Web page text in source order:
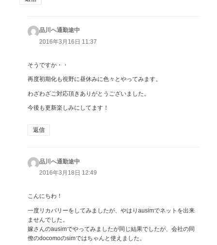
品川へ通勤途中
り:
2016年3月16日 11:37
そうですか・・
再度初期化も視野に昼休みに色々とやってみます。
わざわざご対応頂きありがとうございました。
今後も更新楽しみにしてます！
返信
品川へ通勤途中
り:
2016年3月18日 12:49
こんにちわ！
一度リカバリーをしてみましたが、やはりausimでネットを出来
ませんでした。
嫁さんのausimでやってみましたが同じ結果でしたが、会社の同
僚のdocomoのsimではちゃんと使えました。